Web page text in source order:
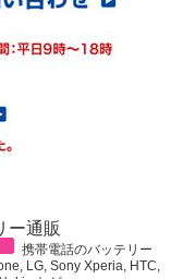
ー通販
携帯電話のバッテリー
LG, Sony Xperia, HTC,